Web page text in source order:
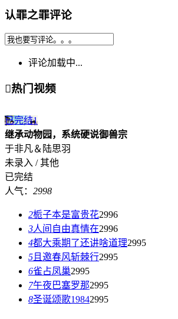
认罪之罪评论
评论加载中...
热门视频
已完结1
继承动物园，系统硬说御兽宗
于非凡＆陆思羽
未录入 / 其他
已完结
人气： 2998
2栀子本是富贵花2996
3人间自由真情在2996
4都大乘期了还讲啥道理2995
5 且邀春风斩棘行2995
6雀占凤巢2995
7午夜巴塞罗那2995
8圣诞颂歌19842995